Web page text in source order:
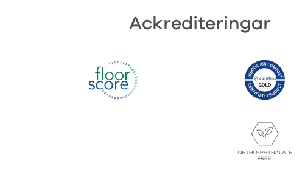
Ackrediteringar